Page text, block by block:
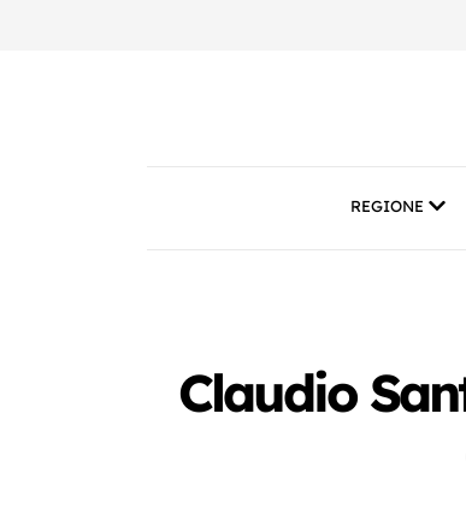
REGIONE
Claudio